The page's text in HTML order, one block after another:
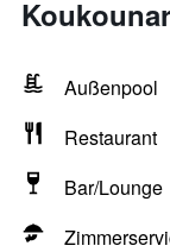
Außenpool
Restaurant
Bar/Lounge